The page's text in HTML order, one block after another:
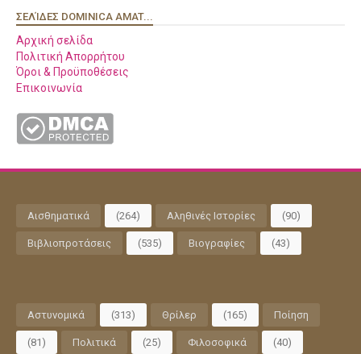
ΣΕΛΊΔΕΣ DOMINICA AMAT...
Αρχική σελίδα
Πολιτική Απορρήτου
Όροι & Προϋποθέσεις
Επικοινωνία
Αισθηματικά (264) Αληθινές Ιστορίες (90)
Βιβλιοπροτάσεις (535) Βιογραφίες (43)
Αστυνομικά (313) Θρίλερ (165) Ποίηση
(81) Πολιτικά (25) Φιλοσοφικά (40)